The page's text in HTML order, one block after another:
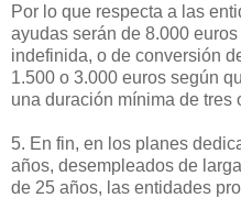
Por lo que respecta a las
ayudas serán de 8.000
indefinida, o de conversión
1.500 o 3.000 euros según
una duración mínima de tres
5. En fin, en los planes
años, desempleados de
de 25 años, las entidades